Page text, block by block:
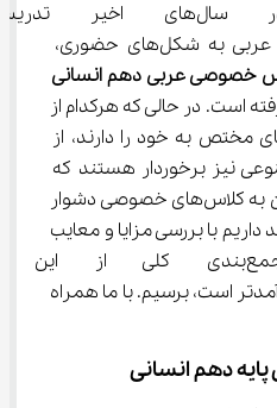
به طور کلی، در
درس‌های مختلف از جمله عربی به شکل‌های حضوری،
خصوصی عربی دهم انسانی
قرار گرفته است. در حالی که هرکدام از
روش‌ها مزایا و ویژگی‌های مختص به خود را دارند، از
متنوعی نیز برخوردار هستند که
انتخاب را در میان علاقه‌مندان به کلاس‌های خصوصی دشوار
داریم با بررسی مزایا و معایب
هرکدام به یک جمع‌بندی
صرفه‌تر و کارآمدتر است، برسیم. با ما همراه
دهم انسانی